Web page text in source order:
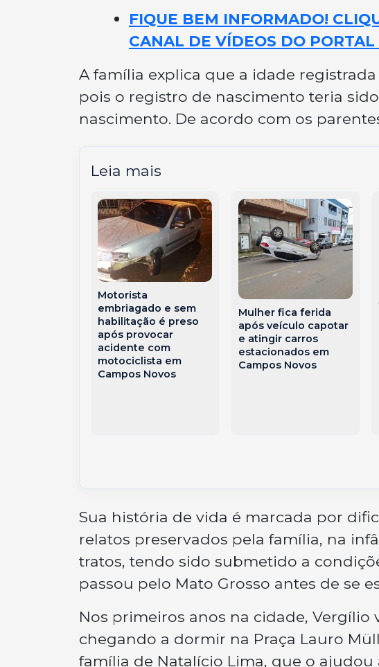
FIQUE BEM INFORMADO!
CANAL DE VÍDEOS DO
A família explica que a idade
pois o registro de nascimento teria
nascimento. De acordo com os
Leia mais
Motorista
embriagado e sem
habilitação é preso
após provocar
acidente com
motociclista em
Campos Novos
Mulher fica ferida
após veículo capotar
e atingir carros
estacionados em
Campos Novos
Sua história de vida é marcada por
relatos preservados pela família, na
tratos, tendo sido submetido a
passou pelo Mato Grosso antes de se
Nos primeiros anos na cidade, Vergílio
chegando a dormir na Praça Lauro
família de Natalício Lima, que o